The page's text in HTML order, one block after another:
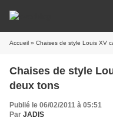
Accueil » Chaises de style Louis XV
Chaises de style
deux tons
Publié le 06/02/2011 à 05:51
Par JADIS